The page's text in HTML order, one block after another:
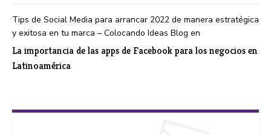
Tips de Social Media para arrancar 2022 de manera estratégica
y exitosa en tu marca – Colocando Ideas Blog en
La importancia de las apps de Facebook para los negocios en
Latinoamérica